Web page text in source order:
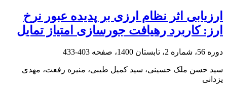
ارزیابی اثر نظام ارزی بر پدیده عبور نرخ
ارز: کاربرد رهیافت جورسازی امتیاز تمایل
دوره 56، شماره 2، تابستان 1400، صفحه 403-433
سید حسن ملک حسینی، سید کمیل طیبی، منیره رفعت، مهدی
یزدانی